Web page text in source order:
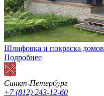
Шлифовка и покраска домов
Подробнее
Санкт-Петербург
+7 (812) 243-12-60